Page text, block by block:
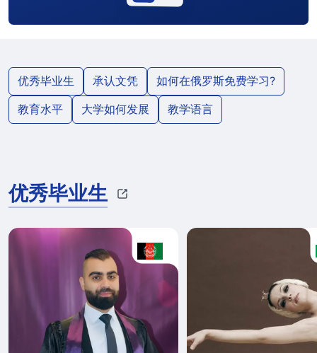
优秀毕业生 承认文凭
如何在俄罗斯免费学习?
教育水平
大学如何发展 教学语言
优秀毕业生